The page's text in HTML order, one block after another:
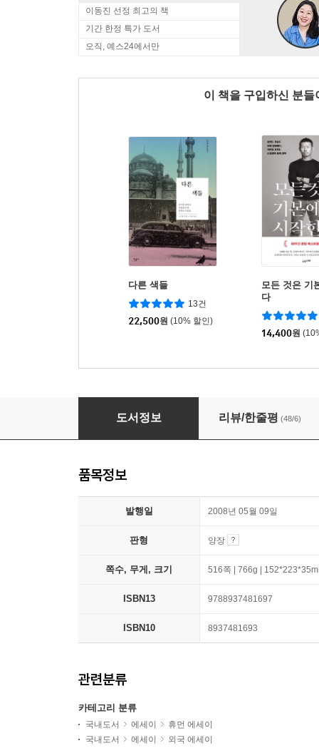
이동진 선정 최고의 책
기간 한정 특가 도서
오직, 예스24에서만
이 책을 구입하신 분
다른 색들
13건
22,500원 (10% 할인)
모든 것은 기
다
14,400원
이스탄불
도서정보 리뷰/한줄평 (48/6)
품목정보
발행일 2008년 05월 09일
판형 양장
쪽수, 무게, 크기 516쪽 | 766g |
ISBN13 9788937481697
ISBN10 8937481693
관련분류
카테고리 분류
국내도서 에세이
휴먼 에세이
국내도서
에세이 외국 에세이